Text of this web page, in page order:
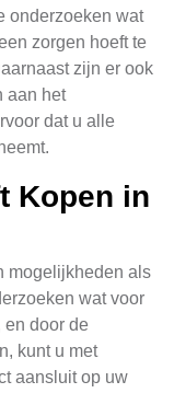
onderzoeken wat
zorgen hoeft te
zijn er ook
aan het
dat u alle
Kopen in
mogelijkheden als
wat voor
en door de
kunt u met
aansluit op uw